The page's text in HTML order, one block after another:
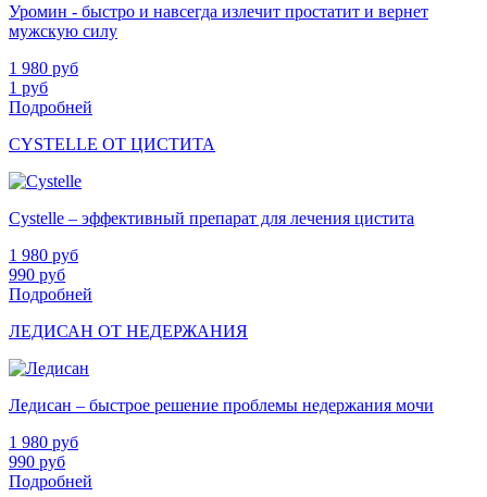
Уромин - быстро и навсегда излечит простатит и вернет
мужскую силу
1 980 руб
1 руб
Подробней
CYSTELLE ОТ ЦИСТИТА
Cystelle – эффективный препарат для лечения цистита
1 980 руб
990 руб
Подробней
ЛЕДИСАН ОТ НЕДЕРЖАНИЯ
Ледисан – быстрое решение проблемы недержания мочи
1 980 руб
990 руб
Подробней